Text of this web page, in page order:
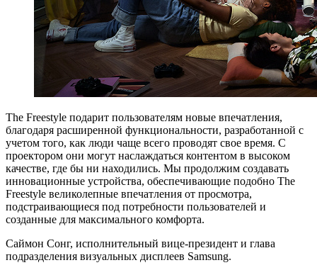
The Freestyle подарит пользователям новые впечатления,
благодаря расширенной функциональности, разработанной с
учетом того, как люди чаще всего проводят свое время. С
проектором они могут наслаждаться контентом в высоком
качестве, где бы ни находились. Мы продолжим создавать
инновационные устройства, обеспечивающие подобно The
Freestyle великолепные впечатления от просмотра,
подстраивающиеся под потребности пользователей и
созданные для максимального комфорта.
Саймон Сонг, исполнительный вице-президент и глава
подразделения визуальных дисплеев Samsung.